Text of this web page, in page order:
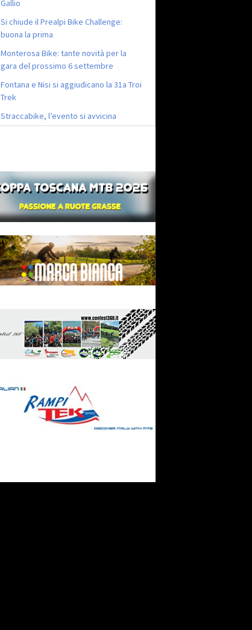
Gallio
Si chiude il Prealpi Bike Challenge:
buona la prima
Monterosa Bike: tante novità per la
gara del prossimo 6 settembre
Fontana e Nisi si aggiudicano la 31a Troi
Trek
Straccabike, l’evento si avvicina